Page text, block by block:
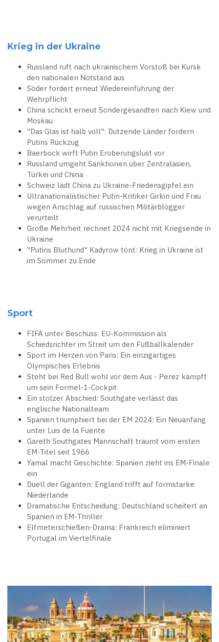
Krieg in der Ukraine
Russland ruft nach ukrainischem Vorstoß bei Kursk
den nationalen Notstand aus
Söder fordert erneut Wiedereinführung der
Wehrpflicht
China schickt erneut Sondergesandten nach Kiew und
Moskau
"Das Glas ist halb voll": Dutzende Länder fordern
Putins Rückzug
Baerbock wirft Putin Eroberungslust vor
Russland umgeht Sanktionen über Zentralasien,
Türkei und China
Schweiz lädt China zu Ukraine-Friedensgipfel ein
Ultranationalistischer Putin-Kritiker Girkin und Frau
wegen Anschlag auf russischen Militärblogger
verurteilt
Große Mehrheit rechnet 2024 nicht mit Kriegsende in
Ukraine
"Putins Bluthund" Kadyrow tönt: Krieg in Ukraine ist
im Sommer zu Ende
Sport
FIFA unter Beschuss: EU-Kommission als
Schiedsrichter im Streit um den Fußballkalender
Sport im Herzen von Paris: Ein einzigartiges
Olympisches Erlebnis
Steht bei Red Bull wohl vor dem Aus - Perez kämpft
um sein Formel-1-Cockpit
Ein stolzer Abschied: Southgate verlässt das
englische Nationalteam
Spanien triumphiert bei der EM 2024: Ein Neuanfang
unter Luis de la Fuente
Gareth Southgates Mannschaft träumt vom ersten
EM-Titel seit 1966
Yamal macht Geschichte: Spanien zieht ins EM-Finale
ein
Duell der Giganten: England trifft auf formstarke
Niederlande
Dramatische Entscheidung: Deutschland scheitert an
Spanien in EM-Thriller
Elfmeterschießen-Drama: Frankreich eliminiert
Portugal im Viertelfinale